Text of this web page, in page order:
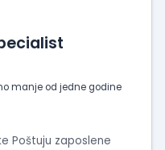
manje od jedne godine
Poštuju zaposlene